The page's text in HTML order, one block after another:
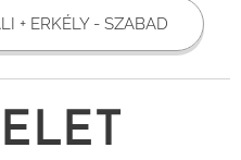
+ ERKÉLY - SZABAD